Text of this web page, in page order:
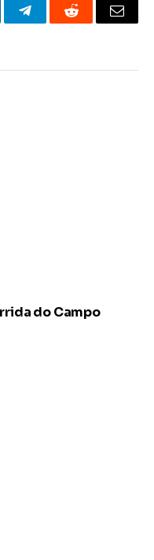
TelegramReddit Email
do Campo